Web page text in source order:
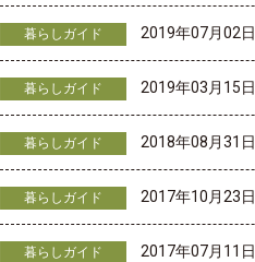
暮らしガイド 2019年07月02日
暮らしガイド 2019年03月15日
暮らしガイド 2018年08月31日
暮らしガイド 2017年10月23日
暮らしガイド 2017年07月11日